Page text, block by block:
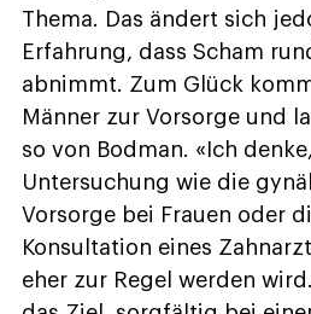
Thema. Das ändert sich
Erfahrung, dass Scham
abnimmt. Zum Glück
Männer zur Vorsorge und
so von Bodman. «Ich
Untersuchung wie die
Vorsorge bei Frauen oder
Konsultation eines
eher zur Regel werden